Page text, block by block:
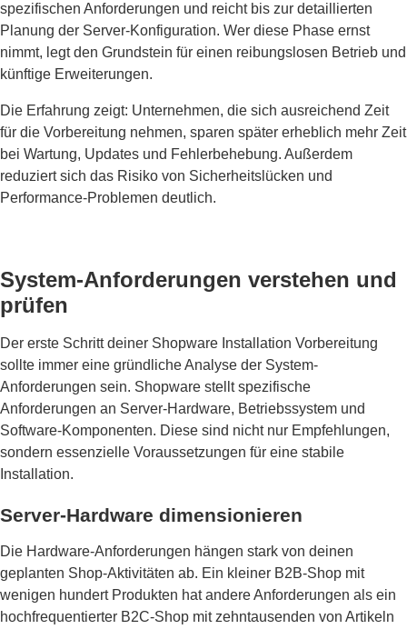
spezifischen Anforderungen und reicht bis zur detaillierten
Planung der Server-Konfiguration. Wer diese Phase ernst
nimmt, legt den Grundstein für einen reibungslosen Betrieb und
künftige Erweiterungen.
Die Erfahrung zeigt: Unternehmen, die sich ausreichend Zeit
für die Vorbereitung nehmen, sparen später erheblich mehr Zeit
bei Wartung, Updates und Fehlerbehebung. Außerdem
reduziert sich das Risiko von Sicherheitslücken und
Performance-Problemen deutlich.
System-Anforderungen verstehen und
prüfen
Der erste Schritt deiner Shopware Installation Vorbereitung
sollte immer eine gründliche Analyse der System-
Anforderungen sein. Shopware stellt spezifische
Anforderungen an Server-Hardware, Betriebssystem und
Software-Komponenten. Diese sind nicht nur Empfehlungen,
sondern essenzielle Voraussetzungen für eine stabile
Installation.
Server-Hardware dimensionieren
Die Hardware-Anforderungen hängen stark von deinen
geplanten Shop-Aktivitäten ab. Ein kleiner B2B-Shop mit
wenigen hundert Produkten hat andere Anforderungen als ein
hochfrequentierter B2C-Shop mit zehntausenden von Artikeln